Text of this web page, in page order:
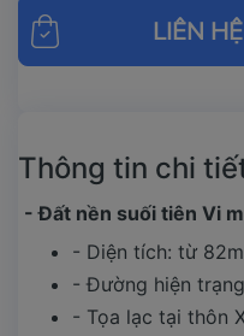
LIÊN
Thông tin chi
- Đất nền suối tiên Vi
- Diện tích: từ
- Đường hiện
- Tọa lạc tại thôn